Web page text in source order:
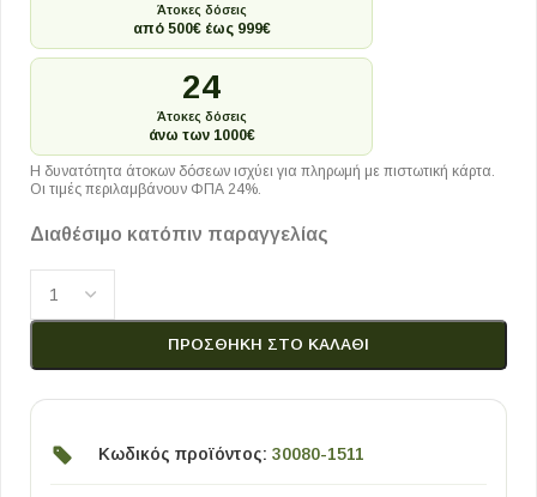
Άτοκες δόσεις
από 500€ έως 999€
24
Άτοκες δόσεις
άνω των 1000€
Η δυνατότητα άτοκων δόσεων ισχύει για πληρωμή με πιστωτική κάρτα.
Οι τιμές περιλαμβάνουν ΦΠΑ 24%.
Διαθέσιμο κατόπιν παραγγελίας
ΠΡΟΣΘΉΚΗ ΣΤΟ ΚΑΛΆΘΙ
Κωδικός προϊόντος: 30080-1511